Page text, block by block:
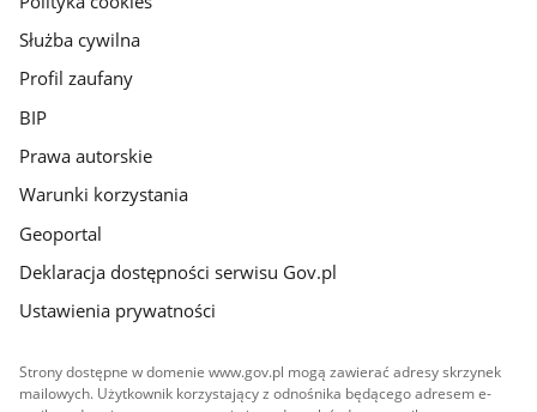
Służba cywilna
Profil zaufany
BIP
Prawa autorskie
Warunki korzystania
Geoportal
Deklaracja dostępności serwisu Gov.pl
Ustawienia prywatności
Strony dostępne w domenie www.gov.pl mogą zawierać adresy skrzynek
mailowych. Użytkownik korzystający z odnośnika będącego adresem e-